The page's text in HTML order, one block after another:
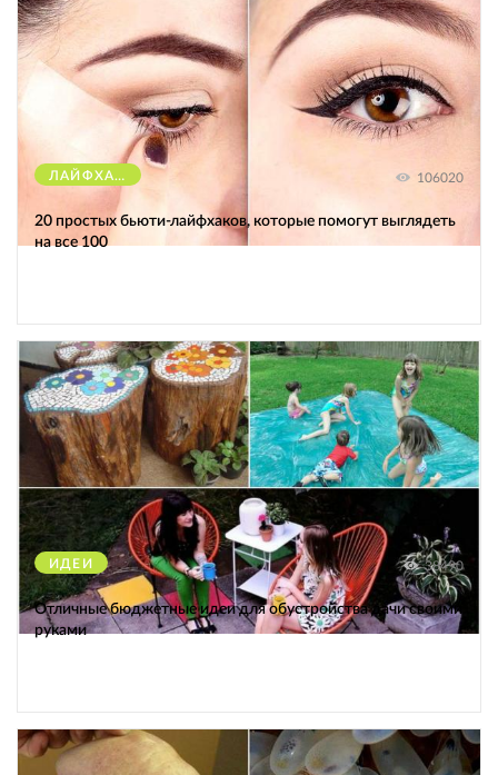
ЛАЙФХАКИ 106020
20 простых бьюти-лайфхаков, которые помогут выглядеть
на все 100
ИДЕИ 38490
Отличные бюджетные идеи для обустройства дачи своими
руками